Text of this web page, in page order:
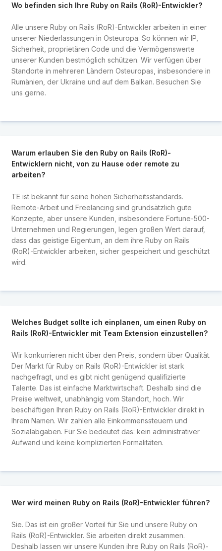
Wo befinden sich Ihre Ruby on Rails (RoR)-Entwickler?
Alle unsere Ruby on Rails (RoR)-Entwickler arbeiten in einer
unserer Niederlassungen in Osteuropa. So können wir IP,
Sicherheit, proprietären Code und die Vermögenswerte
unserer Kunden bestmöglich schützen. Wir verfügen über
Standorte in mehreren Ländern Osteuropas, insbesondere in
Rumänien, der Ukraine und auf dem Balkan. Besuchen Sie
uns gerne.
Warum erlauben Sie den Ruby on Rails (RoR)-
Entwicklern nicht, von zu Hause oder remote zu
arbeiten?
TE ist bekannt für seine hohen Sicherheitsstandards.
Remote-Arbeit und Freelancing sind grundsätzlich gute
Konzepte, aber unsere Kunden, insbesondere Fortune-500-
Unternehmen und Regierungen, legen großen Wert darauf,
dass das geistige Eigentum, an dem ihre Ruby on Rails
(RoR)-Entwickler arbeiten, sicher gespeichert und geschützt
wird.
Welches Budget sollte ich einplanen, um einen Ruby on
Rails (RoR)-Entwickler mit Team Extension einzustellen?
Wir konkurrieren nicht über den Preis, sondern über Qualität.
Der Markt für Ruby on Rails (RoR)-Entwickler ist stark
nachgefragt, und es gibt nicht genügend qualifizierte
Talente. Das ist einfache Marktwirtschaft. Deshalb sind die
Preise weltweit, unabhängig vom Standort, hoch. Wir
beschäftigen Ihren Ruby on Rails (RoR)-Entwickler direkt in
Ihrem Namen. Wir zahlen alle Einkommenssteuern und
Sozialabgaben. Für Sie bedeutet das: kein administrativer
Aufwand und keine komplizierten Formalitäten.
Wer wird meinen Ruby on Rails (RoR)-Entwickler führen?
Sie. Das ist ein großer Vorteil für Sie und unsere Ruby on
Rails (RoR)-Entwickler. Sie arbeiten direkt zusammen.
Deshalb lassen wir unsere Kunden ihre Ruby on Rails (RoR)-